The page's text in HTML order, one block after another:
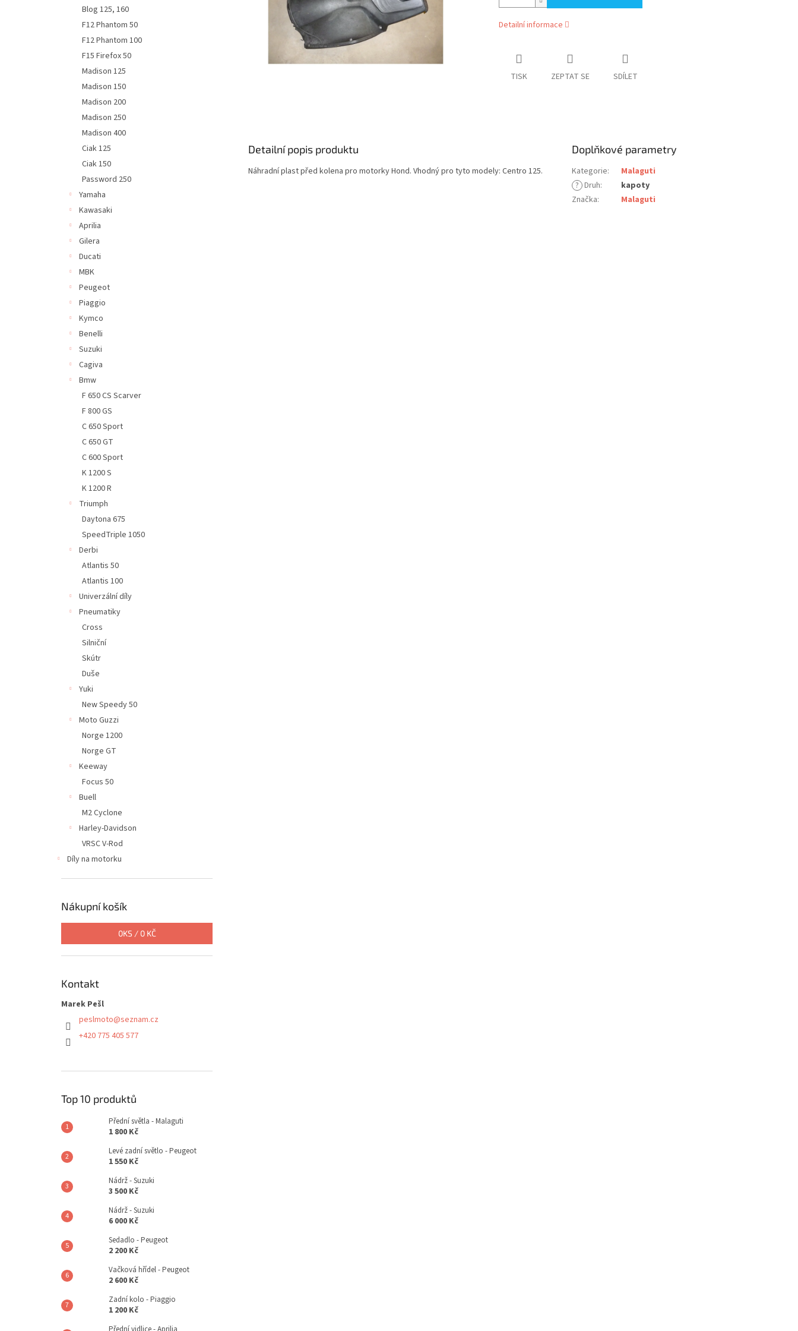
Blog 125, 160
F12 Phantom 50
F12 Phantom 100
F15 Firefox 50
Madison 125
Madison 150
Madison 200
Madison 250
Madison 400
Ciak 125
Ciak 150
Password 250
Yamaha
Kawasaki
Aprilia
Gilera
Ducati
MBK
Peugeot
Piaggio
Kymco
Benelli
Suzuki
Cagiva
Bmw
F 650 CS Scarver
F 800 GS
C 650 Sport
C 650 GT
C 600 Sport
K 1200 S
K 1200 R
Triumph
Daytona 675
SpeedTriple 1050
Derbi
Atlantis 50
Atlantis 100
Univerzální díly
Pneumatiky
Cross
Silniční
Skútr
Duše
Yuki
New Speedy 50
Moto Guzzi
Norge 1200
Norge GT
Keeway
Focus 50
Buell
M2 Cyclone
Harley-Davidson
VRSC V-Rod
Díly na motorku
Nákupní košík
0KS / 0 KČ
Kontakt
Marek Pešl
peslmoto@seznam.cz
+420 775 405 577
Top 10 produktů
Přední světla - Malaguti
1 800 Kč
Levé zadní světlo - Peugeot
1 550 Kč
Nádrž - Suzuki
3 500 Kč
Nádrž - Suzuki
6 000 Kč
Sedadlo - Peugeot
2 200 Kč
Vačková hřídel - Peugeot
2 600 Kč
Zadní kolo - Piaggio
1 200 Kč
Detailní informace
TISK ZEPTAT SE SDÍLET
Detailní popis produktu
Náhradní plast před kolena pro motorky Hond. Vhodný pro tyto modely: Centro 125.
Doplňkové parametry
Kategorie:
Malaguti
? Druh:
kapoty
Značka: Malaguti